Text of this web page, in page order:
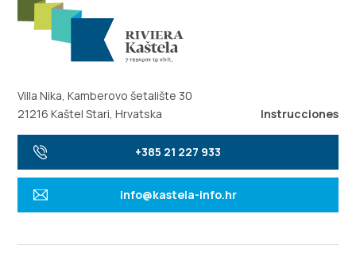
Villa Nika, Kamberovo šetalište 30
21216 Kaštel Stari, Hrvatska
Instrucciones
+385 21 227 933
info@kastela-info.hr